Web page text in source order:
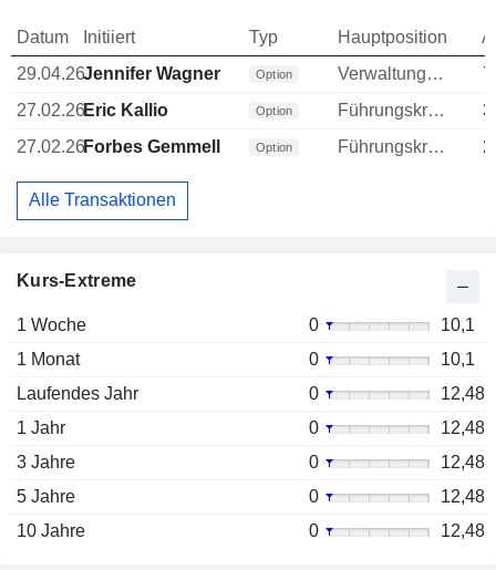
Kurs-Extreme
1 Woche 0
10,1
1 Monat
0
10,1
Laufendes Jahr
0
12,48
1 Jahr
0
12,48
3 Jahre
0
12,48
5 Jahre
0
12,48
10 Jahre
0 12,48
Datum Initiiert Typ Hauptposition
29.04.26Jennifer Wagner Option Verwaltungsratsmitglied
27.02.26Eric Kallio Option Führungskraft / leitender Angestellter
27.02.26Forbes Gemmell Option Führungskraft / leitender Angestellter
Alle Transaktionen